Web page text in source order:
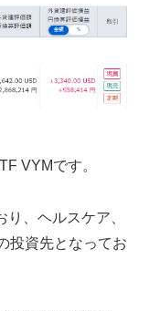
VYMです。
り、ヘルスケア、
投資先となってお